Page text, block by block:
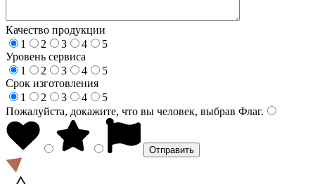
Качество продукции
1
2 3 4
5
Уровень сервиса
1
2 3 4
5
Срок изготовления
1
2 3 4
5
Пожалуйста, докажите, что вы человек, выбрав Флаг.